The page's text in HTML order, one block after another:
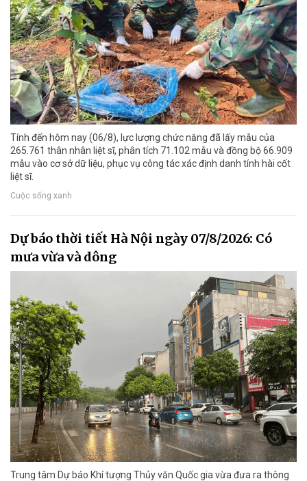
Tính đến hôm nay (06/8), lực lượng chức năng đã lấy mẫu của
265.761 thân nhân liệt sĩ, phân tích 71.102 mẫu và đồng bộ 66.909
mẫu vào cơ sở dữ liệu, phục vụ công tác xác định danh tính hài cốt
liệt sĩ.
Cuộc sống xanh
Dự báo thời tiết Hà Nội ngày 07/8/2026: Có
mưa vừa và dông
Trung tâm Dự báo Khí tượng Thủy văn Quốc gia vừa đưa ra thông